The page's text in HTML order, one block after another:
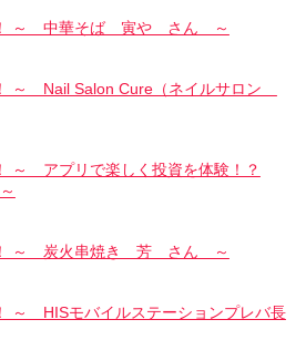
！ ～ 中華そば 寅や さん ～
～ Nail Salon Cure（ネイルサロン
～ アプリで楽しく投資を体験！？
！ ～ 炭火串焼き 芳 さん ～
～ HISモバイルステーションプレバ長